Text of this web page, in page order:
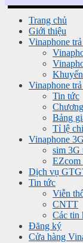
Trang chủ
Giới thiệu
Vinaphone trả
Vinaphone
Tin tức
Bảng
Tỉ lệ
Vinaphone
sim 3G
EZcom
Dịch vụ
Tin tức
Viễn
CNTT
Các tin
Đăng ký
Cửa hàng